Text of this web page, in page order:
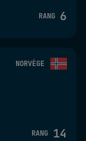
RANG 6
NORVÈGE
RANG 14